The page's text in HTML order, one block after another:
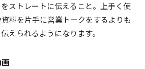
ストレートに伝えること。上手く使
料を片手に営業トークをするよりも
えられるようになります。